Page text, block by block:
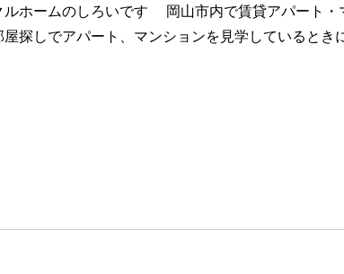
ホームのしろいです 岡山市内で賃貸アパート・
探しでアパート、マンションを見学しているとき